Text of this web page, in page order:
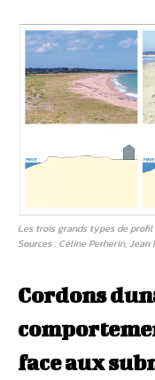
Les trois grands types de
Sources : Céline Perherin, Jean
Cordons
face aux